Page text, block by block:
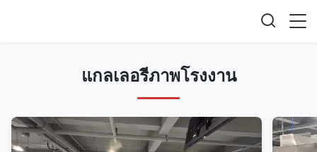
แกลเลอรีภาพโรงงาน